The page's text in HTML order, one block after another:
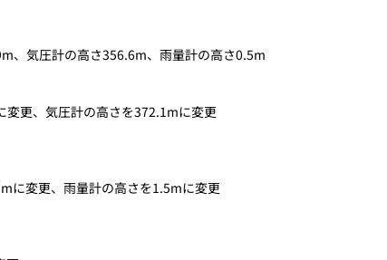
、気圧計の高さ356.6m、雨量計の高さ0.5m
変更、気圧計の高さを372.1mに変更
に変更、雨量計の高さを1.5mに変更